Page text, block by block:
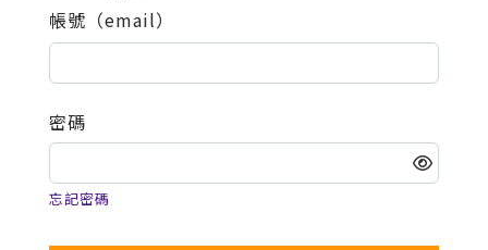
Podcast
帳號（email）
密碼
忘記密碼